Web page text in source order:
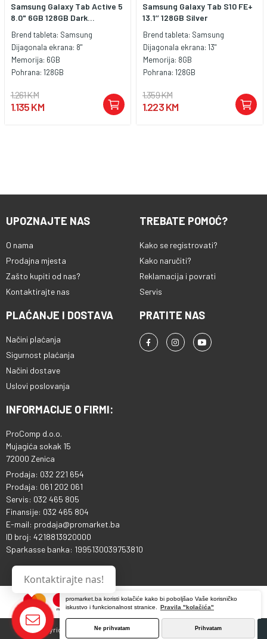
promarket.ba koristi kolačiće kako bi poboljšao Vaše korisničko
iskustvo i funkcionalnost stranice.
Pravila "kolačića"
Ne prihvatam Prihvatam
Samsung Galaxy Tab Active 5
8.0" 6GB 128GB Dark...
Brend tableta: Samsung
Dijagonala ekrana: 8"
Memorija: 6GB
Pohrana: 128GB
1.261 KM
1.135 KM
Samsung Galaxy Tab S10 FE+
13.1’’ 128GB Silver
Brend tableta: Samsung
Dijagonala ekrana: 13"
Memorija: 8GB
Pohrana: 128GB
1.359 KM
1.223 KM
UPOZNAJTE NAS
O nama
Prodajna mjesta
Zašto kupiti od nas?
Kontaktirajte nas
TREBATE POMOĆ?
Kako se registrovati?
Kako naručiti?
Reklamacija i povrati
Servis
PLAĆANJE I DOSTAVA
Načini plaćanja
Sigurnost plaćanja
Načini dostave
Uslovi poslovanja
PRATITE NAS
INFORMACIJE O FIRMI:
ProComp d.o.o.
Mujagića sokak 15
72000 Zenica
Prodaja: 032 221 654
Prodaja: 061 202 061
Servis: 032 465 805
Finansije: 032 465 804
E-mail: prodaja@promarket.ba
ID broj: 4218813920000
Sparkasse banka: 1995130039753810
Copyright © 2013 - 2026 ProComp d.o.o. Sva prava pridržana.
Kontaktirajte nas!